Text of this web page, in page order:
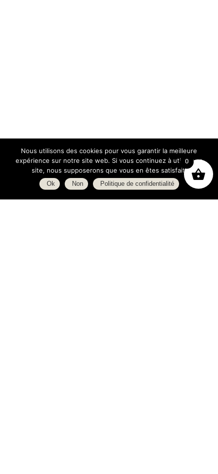
0
Nous utilisons des cookies pour vous garantir la meilleure
expérience sur notre site web. Si vous continuez à utiliser ce
site, nous supposerons que vous en êtes satisfait.
Ok Non Politique de confidentialité